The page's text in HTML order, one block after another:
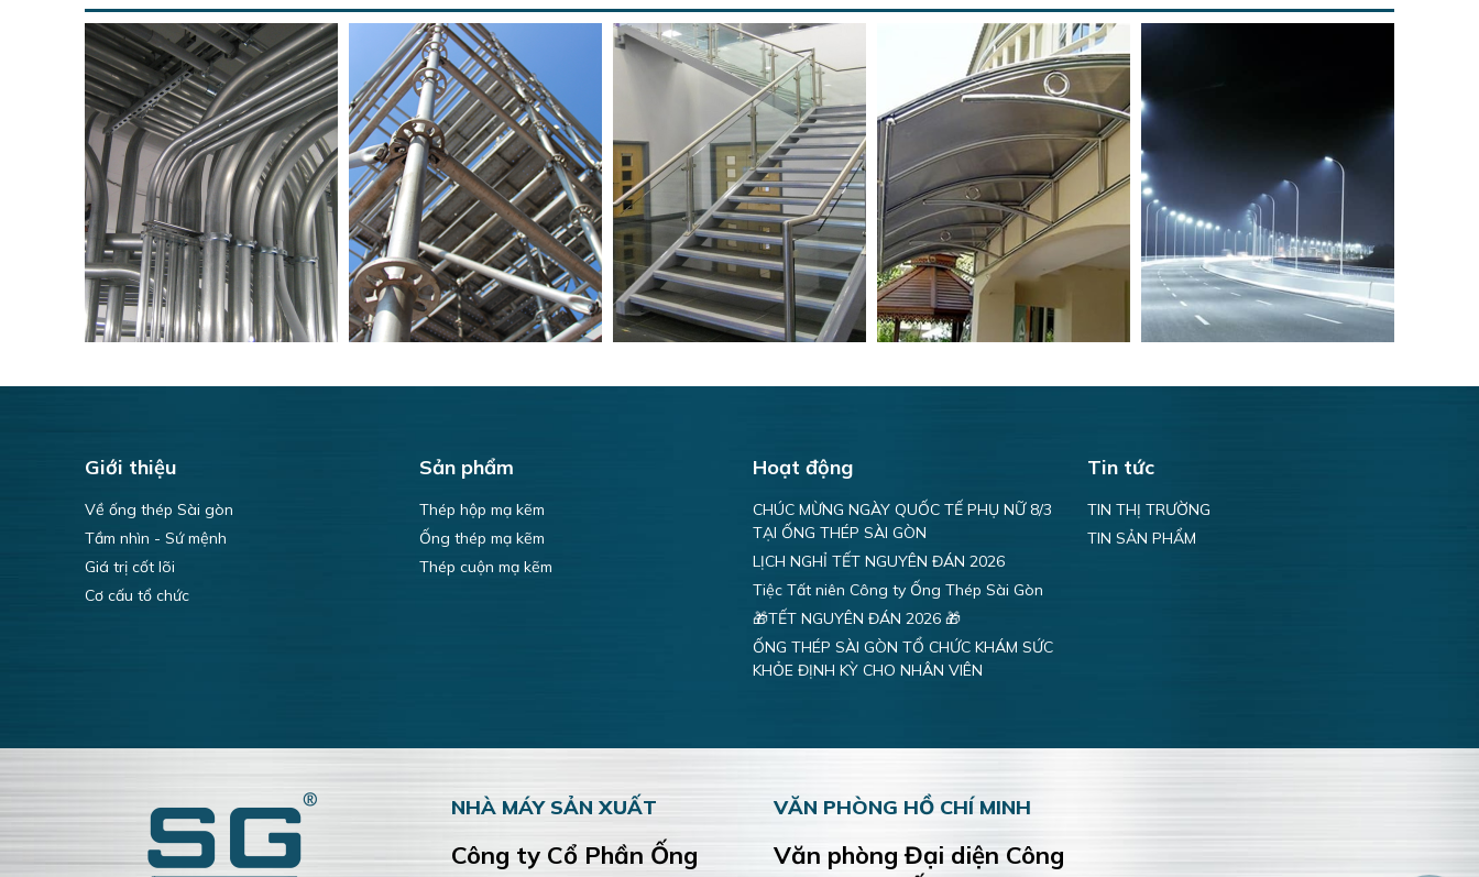
Giới thiệu
Về ống thép Sài gòn
Tầm nhìn - Sứ mệnh
Giá trị cốt lõi
Cơ cấu tổ chức
Sản phẩm
Thép hộp mạ kẽm
Ống thép mạ kẽm
Thép cuộn mạ kẽm
Hoạt động
CHÚC MỪNG NGÀY QUỐC TẾ PHỤ NỮ 8/3
TẠI ỐNG THÉP SÀI GÒN
LỊCH NGHỈ TẾT NGUYÊN ĐÁN 2026
Tiệc Tất niên Công ty Ống Thép Sài Gòn
🎁TẾT NGUYÊN ĐÁN 2026 🎁
ỐNG THÉP SÀI GÒN TỔ CHỨC KHÁM SỨC
KHỎE ĐỊNH KỲ CHO NHÂN VIÊN
Tin tức
TIN THỊ TRƯỜNG
TIN SẢN PHẨM
NHÀ MÁY SẢN XUẤT
Công ty Cổ Phần Ống
VĂN PHÒNG HỒ CHÍ MINH
Văn phòng Đại diện Công